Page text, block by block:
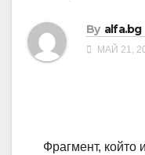
By alfa.bg
МАЙ 21,
Фрагмент, който